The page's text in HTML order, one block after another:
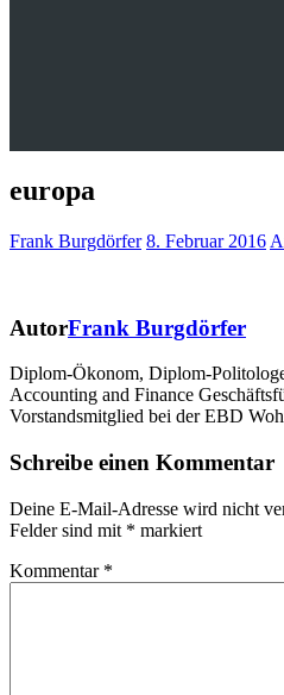
europa
Frank Burgdörfer 8. Februar 2016
AutorFrank Burgdörfer
Diplom-Ökonom, Diplom-
Accounting and Finance
Vorstandsmitglied bei der EBD
Schreibe einen Kommentar
Deine E-Mail-Adresse wird nicht
Felder sind mit * markiert
Kommentar *